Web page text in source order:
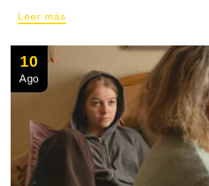
Leer más
10
Ago